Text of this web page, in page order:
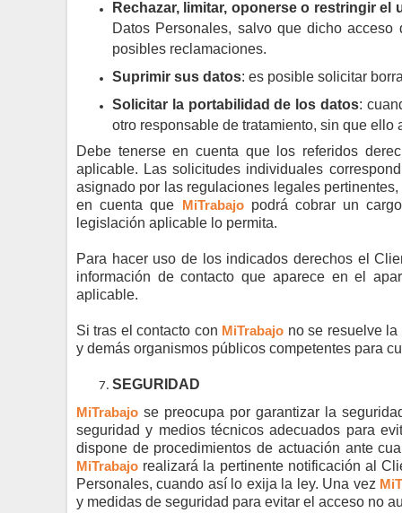
Rechazar, limitar, oponerse o restringir el
Datos Personales, salvo que dicho
posibles reclamaciones.
Suprimir sus datos: es posible solicitar
Solicitar la portabilidad de los datos:
otro responsable de tratamiento, sin que
Debe tenerse en cuenta que los referidos
aplicable. Las solicitudes individuales
asignado por las regulaciones legales
en cuenta que MiTrabajopodrá cobrar un
legislación aplicable lo permita.
Para hacer uso de los indicados derechos el
información de contacto que aparece en el
aplicable.
Si tras el contacto con MiTrabajo no se resuelve
y demás organismos públicos competentes para
SEGURIDAD
MiTrabajo se preocupa por garantizar la
seguridad y medios técnicos adecuados para
dispone de procedimientos de actuación ante
MiTrabajo realizará la pertinente notificación al
Personales, cuando así lo exija la ley. Una vez
y medidas de seguridad para evitar el acceso no